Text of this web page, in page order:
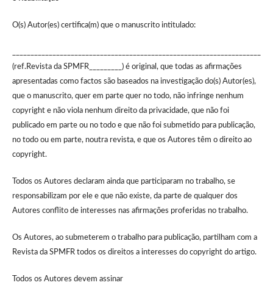
O(s) Autor(es) certifica(m) que o manuscrito intitulado:
(ref.Revista da SPMFR_________) é original, que todas as afirmações
apresentadas como factos são baseados na investigação do(s) Autor(es),
que o manuscrito, quer em parte quer no todo, não infringe nenhum
copyright e não viola nenhum direito da privacidade, que não foi
publicado em parte ou no todo e que não foi submetido para publicação,
no todo ou em parte, noutra revista, e que os Autores têm o direito ao
copyright.
Todos os Autores declaram ainda que participaram no trabalho, se
responsabilizam por ele e que não existe, da parte de qualquer dos
Autores conflito de interesses nas afirmações proferidas no trabalho.
Os Autores, ao submeterem o trabalho para publicação, partilham com a
Revista da SPMFR todos os direitos a interesses do copyright do artigo.
Todos os Autores devem assinar